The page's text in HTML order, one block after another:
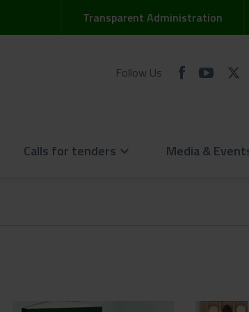
Transparent Administration
Follow Us
Calls for tenders keyboard_arrow_down Media &